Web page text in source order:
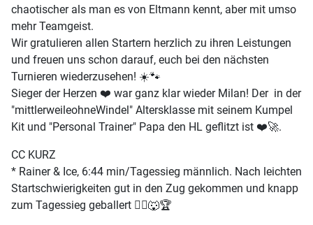
chaotischer als man es von Eltmann kennt, aber mit umso
mehr Teamgeist.
Wir gratulieren allen Startern herzlich zu ihren Leistungen
und freuen uns schon darauf, euch bei den nächsten
Turnieren wiederzusehen! ☀️🐾
Sieger der Herzen ❤️ war ganz klar wieder Milan! Der in der
"mittlerweileohneWindel" Altersklasse mit seinem Kumpel
Kit und "Personal Trainer" Papa den HL geflitzt ist ❤️🚀.
CC KURZ
* Rainer & Ice, 6:44 min/Tagessieg männlich. Nach leichten
Startschwierigkeiten gut in den Zug gekommen und knapp
zum Tagessieg geballert 🏃‍♂️🐺🏆